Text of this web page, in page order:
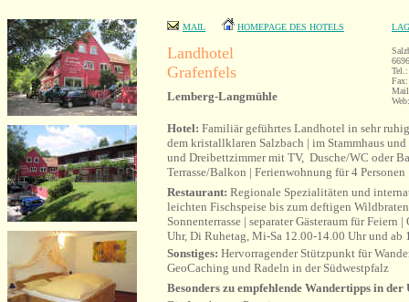
MAIL HOMEPAGE DES HOTELS
Landhotel
Grafenfels
Lemberg-Langmühle
Hotel: Familiär geführtes Landhotel in sehr
dem kristallklaren Salzbach | im Stammhaus
und Dreibettzimmer mit TV, Dusche/WC oder
Terrasse/Balkon | Ferienwohnung für 4 Personen
Restaurant: Regionale Spezialitäten und
leichten Fischspeise bis zum deftigen
Sonnenterrasse | separater Gästeraum für Feiern |
Uhr, Di Ruhetag, Mi-Sa 12.00-14.00 Uhr und ab
Sonstiges: Hervorragender Stützpunkt für
GeoCaching und Radeln in der Südwestpfalz
Besonders zu empfehlende Wandertipps in der